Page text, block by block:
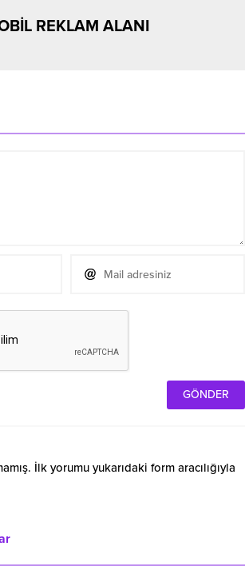
REKLAM ALANI
İlk yorumu yukarıdaki form aracılığıyla